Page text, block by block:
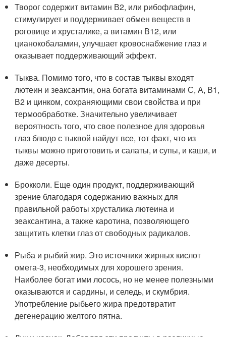
Творог содержит витамин В2, или рибофлафин,
стимулирует и поддерживает обмен веществ в
роговице и хрусталике, а витамин В12, или
цианокобаламин, улучшает кровоснабжение глаз и
оказывает поддерживающий эффект.
Тыква. Помимо того, что в состав тыквы входят
лютеин и зеаксантин, она богата витаминами С, А, В1,
В2 и цинком, сохраняющими свои свойства и при
термообработке. Значительно увеличивает
вероятность того, что свое полезное для здоровья
глаз блюдо с тыквой найдут все, тот факт, что из
тыквы можно приготовить и салаты, и супы, и каши, и
даже десерты.
Брокколи. Еще один продукт, поддерживающий
зрение благодаря содержанию важных для
правильной работы хрусталика лютеина и
зеаксантина, а также каротина, позволяющего
защитить клетки глаз от свободных радикалов.
Рыба и рыбий жир. Это источники жирных кислот
омега-3, необходимых для хорошего зрения.
Наиболее богат ими лосось, но не менее полезными
оказываются и сардины, и селедь, и скумбрия.
Употребление рыбьего жира предотвратит
дегенерацию желтого пятна.